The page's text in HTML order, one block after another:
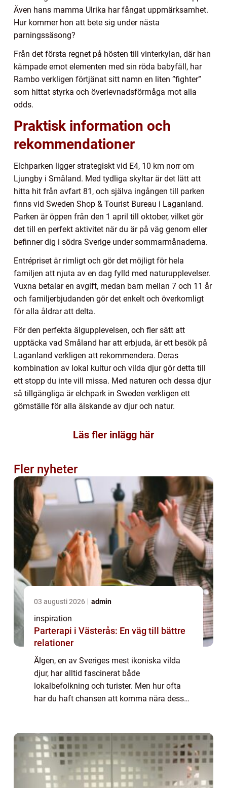
Även hans mamma Ulrika har fångat uppmärksamhet.
Hur kommer hon att bete sig under nästa
parningssäsong?
Från det första regnet på hösten till vinterkylan, där han
kämpade emot elementen med sin röda babyfäll, har
Rambo verkligen förtjänat sitt namn en liten ”fighter”
som hittat styrka och överlevnadsförmåga mot alla
odds.
Praktisk information och
rekommendationer
Elchparken ligger strategiskt vid E4, 10 km norr om
Ljungby i Småland. Med tydliga skyltar är det lätt att
hitta hit från avfart 81, och själva ingången till parken
finns vid Sweden Shop & Tourist Bureau i Laganland.
Parken är öppen från den 1 april till oktober, vilket gör
det till en perfekt aktivitet när du är på väg genom eller
befinner dig i södra Sverige under sommarmånaderna.
Entrépriset är rimligt och gör det möjligt för hela
familjen att njuta av en dag fylld med naturupplevelser.
Vuxna betalar en avgift, medan barn mellan 7 och 11 år
och familjerbjudanden gör det enkelt och överkomligt
för alla åldrar att delta.
För den perfekta älgupplevelsen, och fler sätt att
upptäcka vad Småland har att erbjuda, är ett besök på
Laganland verkligen att rekommendera. Deras
kombination av lokal kultur och vilda djur gör detta till
ett stopp du inte vill missa. Med naturen och dessa djur
så tillgängliga är elchpark in Sweden verkligen ett
gömställe för alla älskande av djur och natur.
Läs fler inlägg här
Fler nyheter
03 augusti 2026 admin
inspiration
Parterapi i Västerås: En väg till bättre
relationer
Älgen, en av Sveriges mest ikoniska vilda
djur, har alltid fascinerat både
lokalbefolkning och turister. Men hur ofta
har du haft chansen att komma nära dessa